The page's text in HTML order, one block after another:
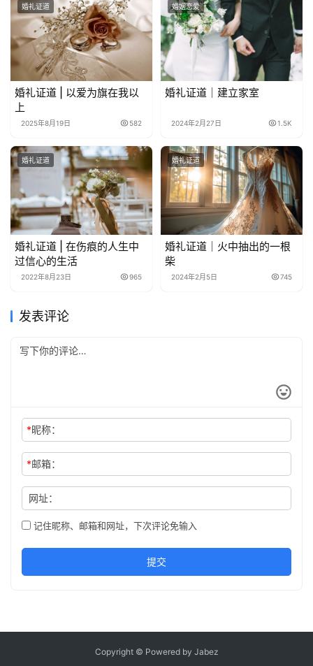
婚礼证道
婚礼证道 | 以爱为旗在我以
上
2025年8月19日 582
婚姻恋爱
婚礼证道｜建立家室
2024年2月27日 1.5K
婚礼证道
婚礼证道 | 在伤痕的人生中
过信心的生活
2022年8月23日 965
婚礼证道
婚礼证道｜火中抽出的一根
柴
2024年2月5日 745
发表评论
*昵称：
*邮箱：
网址：
记住昵称、邮箱和网址，下次评论免输入
提交
Copyright © Powered by Jabez